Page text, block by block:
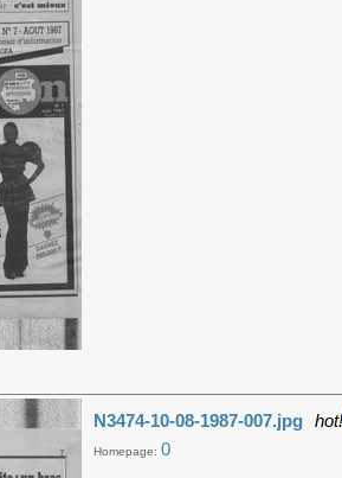
N3474-10-08-1987-007.jpg hot!
Homepage: 0